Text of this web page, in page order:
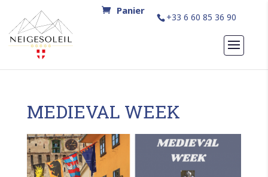
+33 6 60 85 36 90
MEDIEVAL WEEK